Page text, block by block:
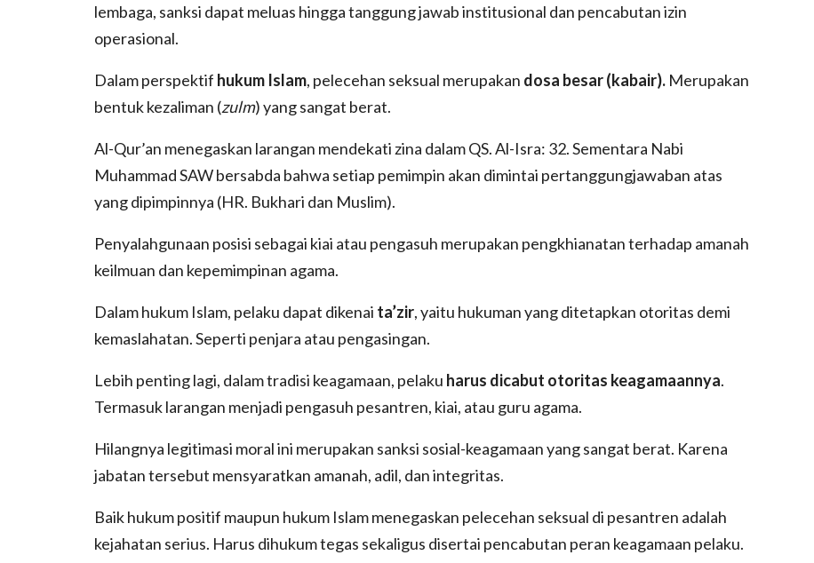
lembaga, sanksi dapat meluas hingga tanggung jawab institusional dan pencabutan izin
operasional.
Dalam perspektif hukum Islam, pelecehan seksual merupakan dosa besar (kabair). Merupakan
bentuk kezaliman (zulm) yang sangat berat.
Al-Qur’an menegaskan larangan mendekati zina dalam QS. Al-Isra: 32. Sementara Nabi
Muhammad SAW bersabda bahwa setiap pemimpin akan dimintai pertanggungjawaban atas
yang dipimpinnya (HR. Bukhari dan Muslim).
Penyalahgunaan posisi sebagai kiai atau pengasuh merupakan pengkhianatan terhadap amanah
keilmuan dan kepemimpinan agama.
Dalam hukum Islam, pelaku dapat dikenai ta’zir, yaitu hukuman yang ditetapkan otoritas demi
kemaslahatan. Seperti penjara atau pengasingan.
Lebih penting lagi, dalam tradisi keagamaan, pelaku harus dicabut otoritas keagamaannya.
Termasuk larangan menjadi pengasuh pesantren, kiai, atau guru agama.
Hilangnya legitimasi moral ini merupakan sanksi sosial-keagamaan yang sangat berat. Karena
jabatan tersebut mensyaratkan amanah, adil, dan integritas.
Baik hukum positif maupun hukum Islam menegaskan pelecehan seksual di pesantren adalah
kejahatan serius. Harus dihukum tegas sekaligus disertai pencabutan peran keagamaan pelaku.